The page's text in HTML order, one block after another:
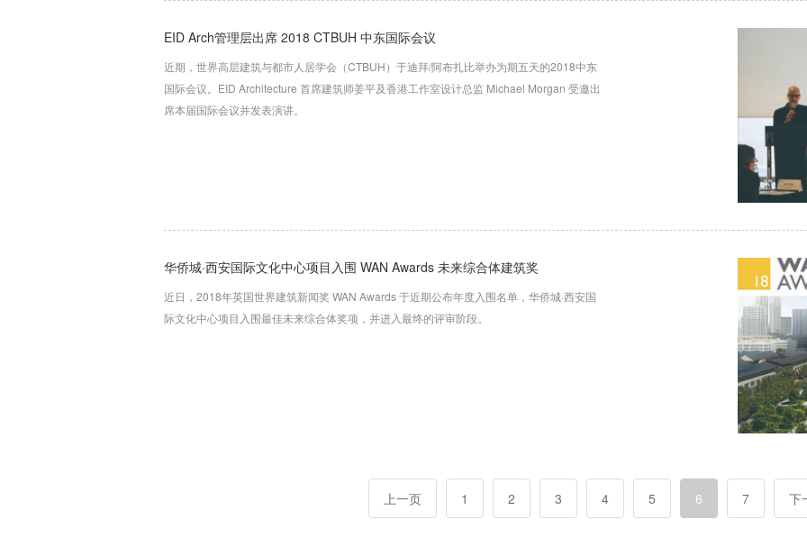
EID Arch管理层出席 2018 CTBUH 中东国际会议
近期，世界高层建筑与都市人居学会（CTBUH）于迪拜/阿布扎比举办为期五天的2018中东
国际会议。EID Architecture 首席建筑师姜平及香港工作室设计总监 Michael Morgan 受邀出
席本届国际会议并发表演讲。
华侨城·西安国际文化中心项目入围 WAN Awards 未来综合体建筑奖
近日，2018年英国世界建筑新闻奖 WAN Awards 于近期公布年度入围名单，华侨城·西安国
际文化中心项目入围最佳未来综合体奖项，并进入最终的评审阶段。
上一页 1 2 3 4 5 6 7 下